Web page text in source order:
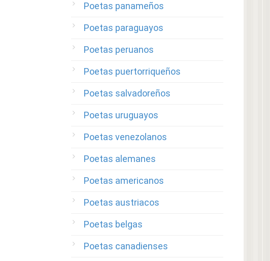
Poetas panameños
Poetas paraguayos
Poetas peruanos
Poetas puertorriqueños
Poetas salvadoreños
Poetas uruguayos
Poetas venezolanos
Poetas alemanes
Poetas americanos
Poetas austriacos
Poetas belgas
Poetas canadienses